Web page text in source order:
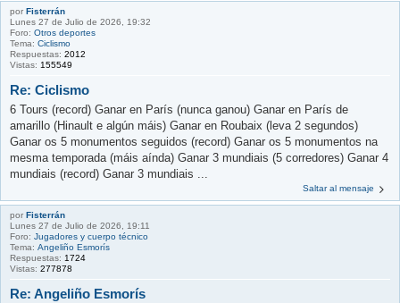
por Fisterrán
Lunes 27 de Julio de 2026, 19:32
Foro: Otros deportes
Tema: Ciclismo
Respuestas: 2012
Vistas: 155549
Re: Ciclismo
6 Tours (record) Ganar en París (nunca ganou) Ganar en París de
amarillo (Hinault e algún máis) Ganar en Roubaix (leva 2 segundos)
Ganar os 5 monumentos seguidos (record) Ganar os 5 monumentos na
mesma temporada (máis aínda) Ganar 3 mundiais (5 corredores) Ganar 4
mundiais (record) Ganar 3 mundiais ...
Saltar al mensaje
por Fisterrán
Lunes 27 de Julio de 2026, 19:11
Foro: Jugadores y cuerpo técnico
Tema: Angeliño Esmorís
Respuestas: 1724
Vistas: 277878
Re: Angeliño Esmorís